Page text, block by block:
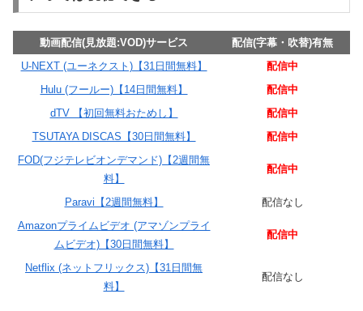
動画配信(見放題:VOD)サービス
配信(字幕・吹替)有無
U-NEXT (ユーネクスト)【31日間無料】
配信中
Hulu (フールー)【14日間無料】
配信中
dTV 【初回無料おためし】
配信中
TSUTAYA DISCAS【30日間無料】
配信中
FOD(フジテレビオンデマンド)【2週間無
料】
配信中
Paravi【2週間無料】
配信なし
Amazonプライムビデオ (アマゾンプライ
ムビデオ)【30日間無料】
配信中
Netflix (ネットフリックス)【31日間無
料】
配信なし